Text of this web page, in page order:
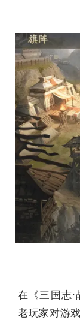
在《三国志
老玩家对游